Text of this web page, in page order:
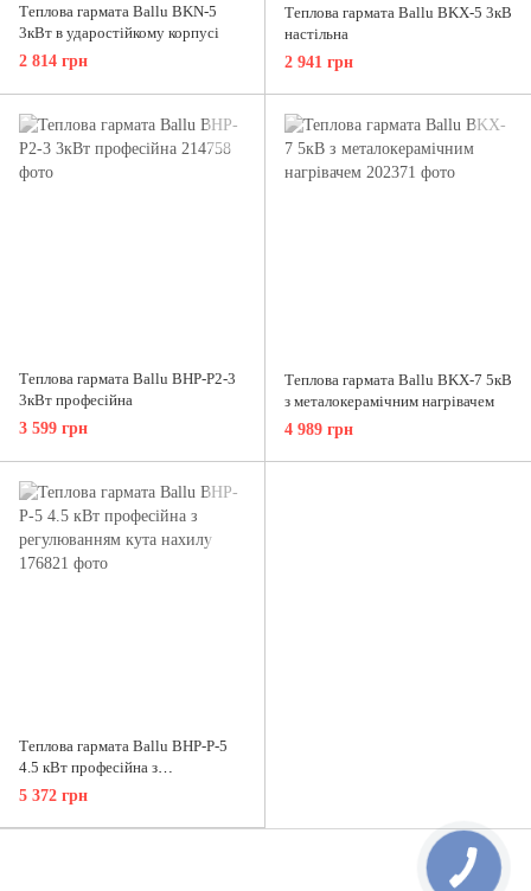
Теплова гармата Ballu BKN-5
3кВт в ударостійкому корпусі
2 814 грн
Теплова гармата Ballu BKX-5 3кВ
настільна
2 941 грн
Теплова гармата Ballu BHP-P2-3
3кВт професійна
3 599 грн
Теплова гармата Ballu BKX-7 5кВ
з металокерамічним нагрівачем
4 989 грн
Теплова гармата Ballu BHP-P-5
4.5 кВт професійна з
регулюванням кута нахилу
5 372 грн